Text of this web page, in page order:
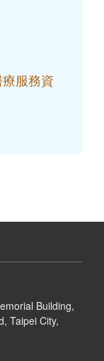
服務資
Building,
Taipei City,